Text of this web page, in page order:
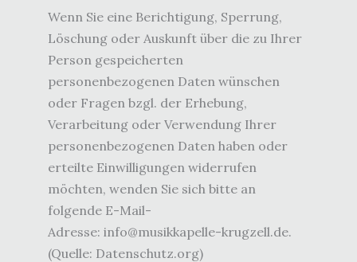
Wenn Sie eine Berichtigung, Sperrung,
Löschung oder Auskunft über die zu Ihrer
Person gespeicherten
personenbezogenen Daten wünschen
oder Fragen bzgl. der Erhebung,
Verarbeitung oder Verwendung Ihrer
personenbezogenen Daten haben oder
erteilte Einwilligungen widerrufen
möchten, wenden Sie sich bitte an
folgende E-Mail-
Adresse: info@musikkapelle-krugzell.de.
(Quelle: Datenschutz.org)